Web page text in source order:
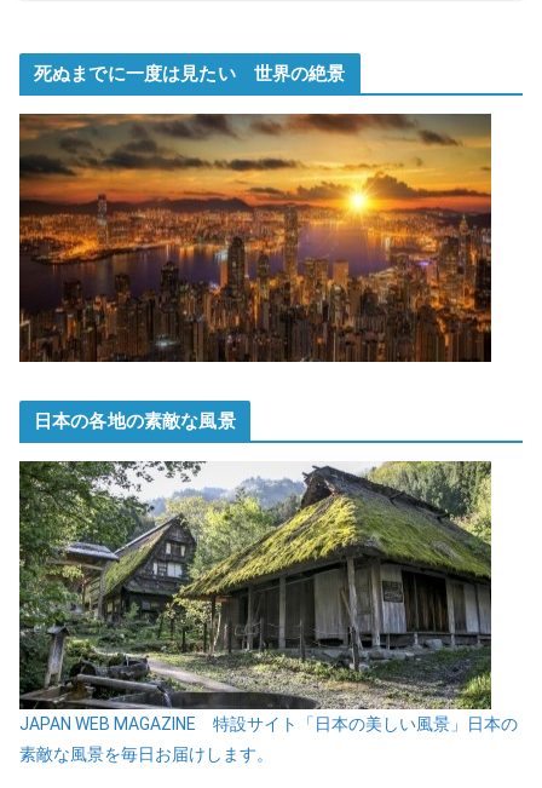
死ぬまでに一度は見たい 世界の絶景
日本の各地の素敵な風景
JAPAN WEB MAGAZINE 特設サイト「日本の美しい風景」日本の
素敵な風景を毎日お届けします。